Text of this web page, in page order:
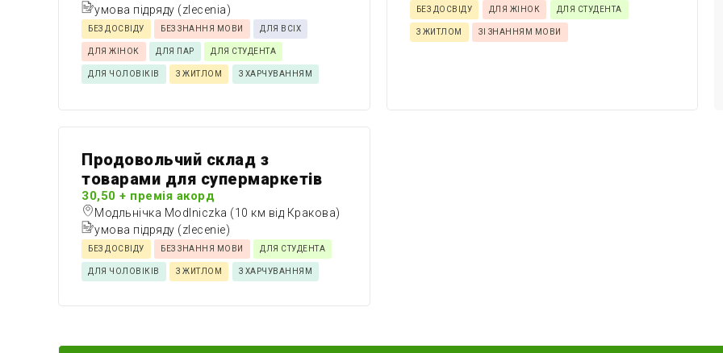
умова підряду (zlecenia)
БЕЗ ДОСВІДУ БЕЗ ЗНАННЯ МОВИ ДЛЯ ВСІХ
ДЛЯ ЖІНОК ДЛЯ ПАР ДЛЯ СТУДЕНТА
ДЛЯ ЧОЛОВІКІВ З ЖИТЛОМ З ХАРЧУВАННЯМ
БЕЗ ДОСВІДУ ДЛЯ ЖІНОК ДЛЯ СТУДЕНТА
З ЖИТЛОМ ЗІ ЗНАННЯМ МОВИ
Продовольчий склад з
товарами для супермаркетів
30,50 + премія акорд
Модльнічка Modlniczka (10 км від Кракова)
умова підряду (zlecenie)
БЕЗ ДОСВІДУ БЕЗ ЗНАННЯ МОВИ ДЛЯ СТУДЕНТА
ДЛЯ ЧОЛОВІКІВ З ЖИТЛОМ З ХАРЧУВАННЯМ